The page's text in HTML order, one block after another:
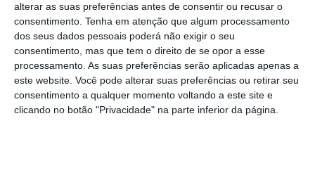
alterar as suas preferências antes de consentir ou recusar o
consentimento. Tenha em atenção que algum processamento
dos seus dados pessoais poderá não exigir o seu
consentimento, mas que tem o direito de se opor a esse
processamento. As suas preferências serão aplicadas apenas a
este website. Você pode alterar suas preferências ou retirar seu
consentimento a qualquer momento voltando a este site e
clicando no botão "Privacidade" na parte inferior da página.
De que forma? Assine o ECO Premium e
tenha acesso a notícias exclusivas, à
opinião que conta, às reportagens e
especiais que mostram o outro lado da
história.